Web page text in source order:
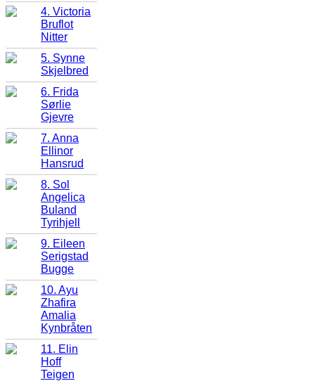
4. Victoria
Bruflot
Nitter
5. Synne
Skjelbred
6. Frida
Sørlie
Gjevre
7. Anna
Ellinor
Hansrud
8. Sol
Angelica
Buland
Tyrihjell
9. Eileen
Serigstad
Bugge
10. Ayu
Zhafira
Amalia
Kynbråten
11. Elin
Hoff
Teigen